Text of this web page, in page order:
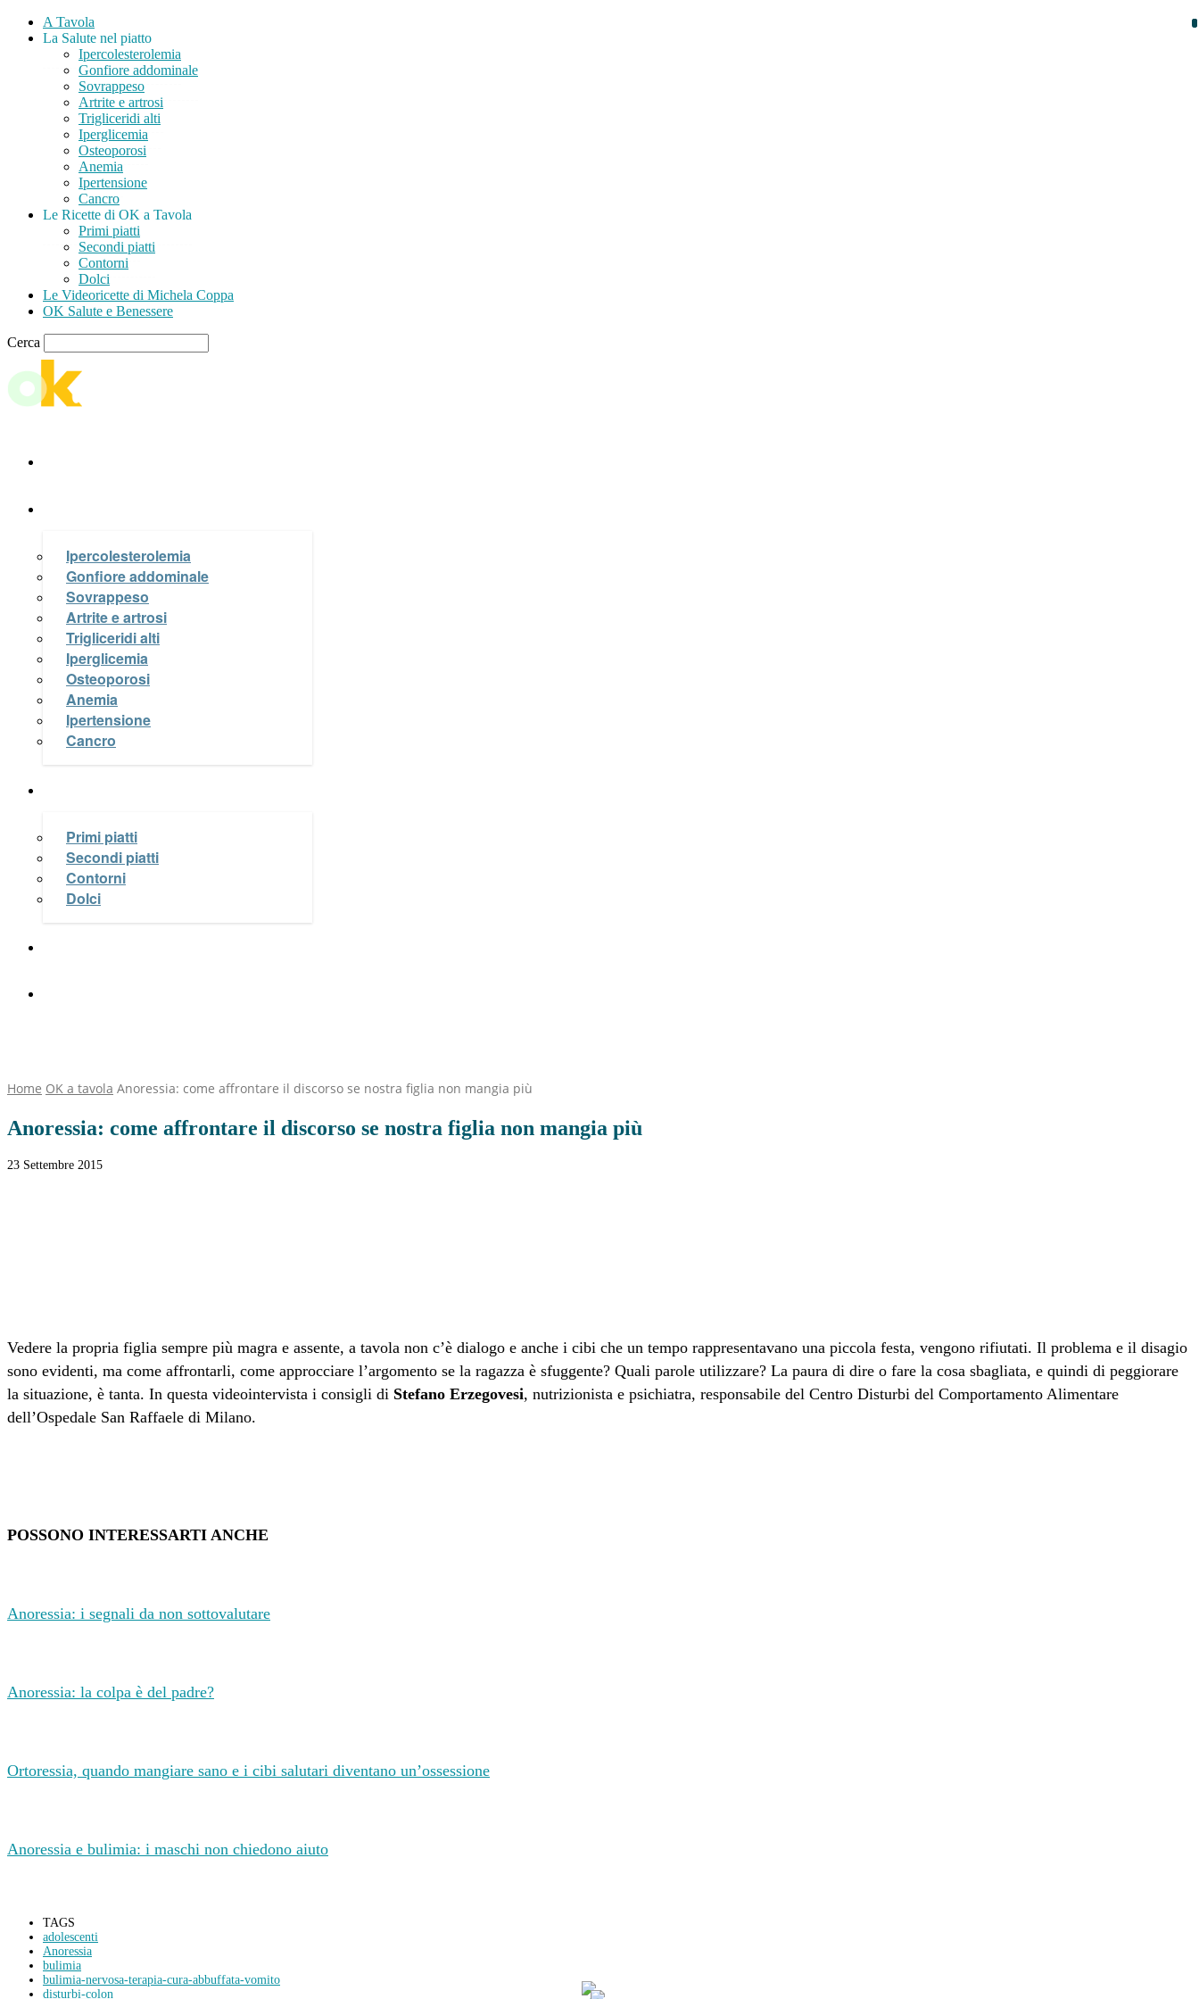
A Tavola
La Salute nel piatto
Ipercolesterolemia
Gonfiore addominale
Sovrappeso
Artrite e artrosi
Trigliceridi alti
Iperglicemia
Osteoporosi
Anemia
Ipertensione
Cancro
Le Ricette di OK a Tavola
Primi piatti
Secondi piatti
Contorni
Dolci
Le Videoricette di Michela Coppa
OK Salute e Benessere
Cerca
Ipercolesterolemia
Gonfiore addominale
Sovrappeso
Artrite e artrosi
Trigliceridi alti
Iperglicemia
Osteoporosi
Anemia
Ipertensione
Cancro
Primi piatti
Secondi piatti
Contorni
Dolci
Home OK a tavola Anoressia: come affrontare il discorso se nostra figlia non mangia più
Anoressia: come affrontare il discorso se nostra figlia non mangia più
23 Settembre 2015
Vedere la propria figlia sempre più magra e assente, a tavola non c’è dialogo e anche i cibi che un tempo rappresentavano una piccola festa, vengono rifiutati. Il problema e il disagio
sono evidenti, ma come affrontarli, come approcciare l’argomento se la ragazza è sfuggente? Quali parole utilizzare? La paura di dire o fare la cosa sbagliata, e quindi di peggiorare
la situazione, è tanta. In questa videointervista i consigli di Stefano Erzegovesi, nutrizionista e psichiatra, responsabile del Centro Disturbi del Comportamento Alimentare
dell’Ospedale San Raffaele di Milano.
POSSONO INTERESSARTI ANCHE
Anoressia: i segnali da non sottovalutare
Anoressia: la colpa è del padre?
Ortoressia, quando mangiare sano e i cibi salutari diventano un’ossessione
Anoressia e bulimia: i maschi non chiedono aiuto
TAGS
adolescenti
Anoressia
bulimia
bulimia-nervosa-terapia-cura-abbuffata-vomito
disturbi-colon